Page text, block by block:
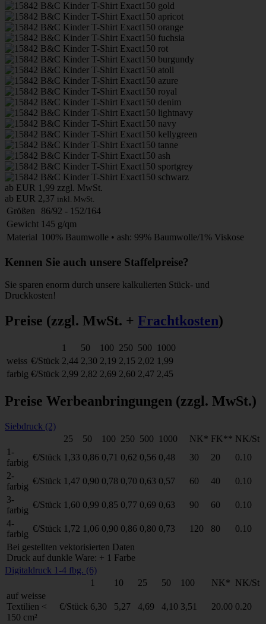
ab EUR 1,99 zzgl. MwSt.
ab EUR 2,37 inkl. MwSt.
Größen
86/92 - 152/164
Gewicht 145 g/qm
Material 100% Baumwolle • ash: 99% Baumwolle/1% Viskose
Kennen Sie auch unsere Staffelpreise?
Sie sparen enorm durch unsere kalkulierten Stück- und
Druckkosten!
Preise (zzgl. MwSt. + Frachtkosten)
1 50 100 250 500
1000
weiss €/Stück 2,44 2,30 2,19 2,15 2,02 1,99
farbig €/Stück 2,99 2,82 2,69 2,60 2,47 2,45
Preise Werbeanbringungen (zzgl. MwSt.)
Siebdruck (2)
25
50 100 250 500 1000 NK* FK** NK/St
1-
farbig
€/Stück 1,33 0,86 0,71 0,62 0,56 0,48 30 20
0.10
2-
farbig
€/Stück 1,47 0,90 0,78 0,70 0,63 0,57 60 40
0.10
3-
farbig
€/Stück 1,60 0,99 0,85 0,77 0,69 0,63 90 60
0.10
4-
farbig
€/Stück 1,72 1,06 0,90 0,86 0,80 0,73 120 80
0.10
Bei gestellten vektorisierten Daten
Druck auf dunkle Ware: + 1 Farbe
Digitaldruck 1-4 fbg. (6)
1
10 25 50 100 NK* NK/St
auf weisse
Textilien <
150 cm²
€/Stück 6,30 5,27 4,69 4,10 3,51 20.00 0.20